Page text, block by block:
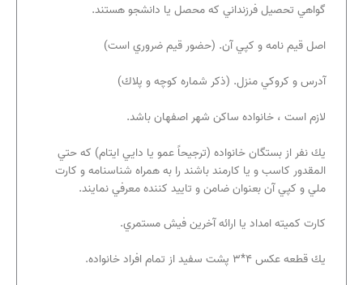
گواهي تحصيل فرزنداني كه محصل يا دانشجو هستند.
اصل قيم نامه و كپي آن.‌ (حضور قيم ضروري است)
آدرس و كروكي منزل. (ذكر شماره كوچه و پلاك)
لازم است ، خانواده ساكن شهر اصفهان باشد.
يك نفر از بستگان خانواده (ترجيحاً عمو يا دايي ايتام) كه حتي
المقدور كاسب و يا كارمند باشند را به همراه شناسنامه و كارت
ملي و كپي آن بعنوان ضامن و تاييد كننده معرفي نمايند.
كارت كميته امداد يا ارائه آخرين فيش مستمري.
يك قطعه عكس ۴*۳ پشت سفيد از تمام افراد خانواده.